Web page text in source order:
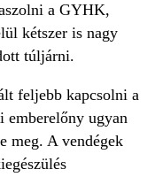
a GYHK,
kétszer is nagy
túljárni.
feljebb kapcsolni a
emberelőny ugyan
meg. A vendégek